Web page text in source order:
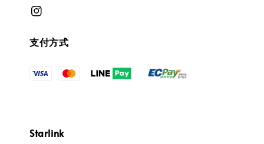
支付方式
Starlink